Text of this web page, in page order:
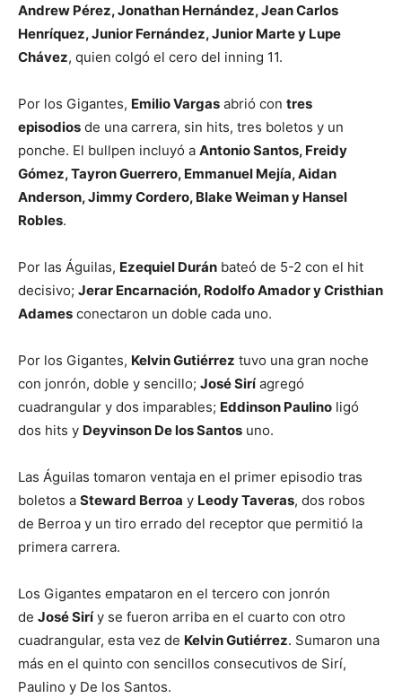
Andrew Pérez, Jonathan Hernández, Jean Carlos
Henríquez, Junior Fernández, Junior Marte y Lupe
Chávez, quien colgó el cero del inning 11.
Por los Gigantes, Emilio Vargas abrió con tres
episodios de una carrera, sin hits, tres boletos y un
ponche. El bullpen incluyó a Antonio Santos, Freidy
Gómez, Tayron Guerrero, Emmanuel Mejía, Aidan
Anderson, Jimmy Cordero, Blake Weiman y Hansel
Robles.
Por las Águilas, Ezequiel Durán bateó de 5-2 con el hit
decisivo; Jerar Encarnación, Rodolfo Amador y Cristhian
Adames conectaron un doble cada uno.
Por los Gigantes, Kelvin Gutiérrez tuvo una gran noche
con jonrón, doble y sencillo; José Siríagregó
cuadrangular y dos imparables; Eddinson Paulino ligó
dos hits y Deyvinson De los Santos uno.
Las Águilas tomaron ventaja en el primer episodio tras
boletos a Steward Berroa y Leody Taveras, dos robos
de Berroa y un tiro errado del receptor que permitió la
primera carrera.
Los Gigantes empataron en el tercero con jonrón
de José Siríy se fueron arriba en el cuarto con otro
cuadrangular, esta vez de Kelvin Gutiérrez. Sumaron una
más en el quinto con sencillos consecutivos de Sirí,
Paulino y De los Santos.